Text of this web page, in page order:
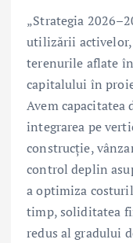
„Strategia
utilizării activelor,
terenurile aflate
capitalului în
Avem capacitatea
integrarea pe
construcție,
control deplin
a optimiza
timp, soliditatea
redus al gradului